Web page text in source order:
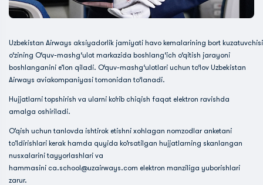
Uzbekistan Airways aksiyadorlik jamiyati havo kemalarining bort
o‘zining O‘quv-mashg‘ulot markazida boshlang‘ich o‘qitish jarayoni
boshlanganini e’lon qiladi. O‘quv-mashg‘ulotlari uchun to‘lov Uzbekistan
Airways aviakompaniyasi tomonidan to‘lanadi.
Hujjatlarni topshirish va ularni ko‘rib chiqish faqat elektron ravishda
amalga oshiriladi.
O’qish uchun tanlovda ishtirok etishni xohlagan nomzodlar anketani
to’ldirishlari kerak hamda quyida ko’rsatilgan hujjatlarning skanlangan
nusxalarini tayyorlashlari va
hammasini ca.school@uzairways.com elektron manziliga yuborishlari
zarur.